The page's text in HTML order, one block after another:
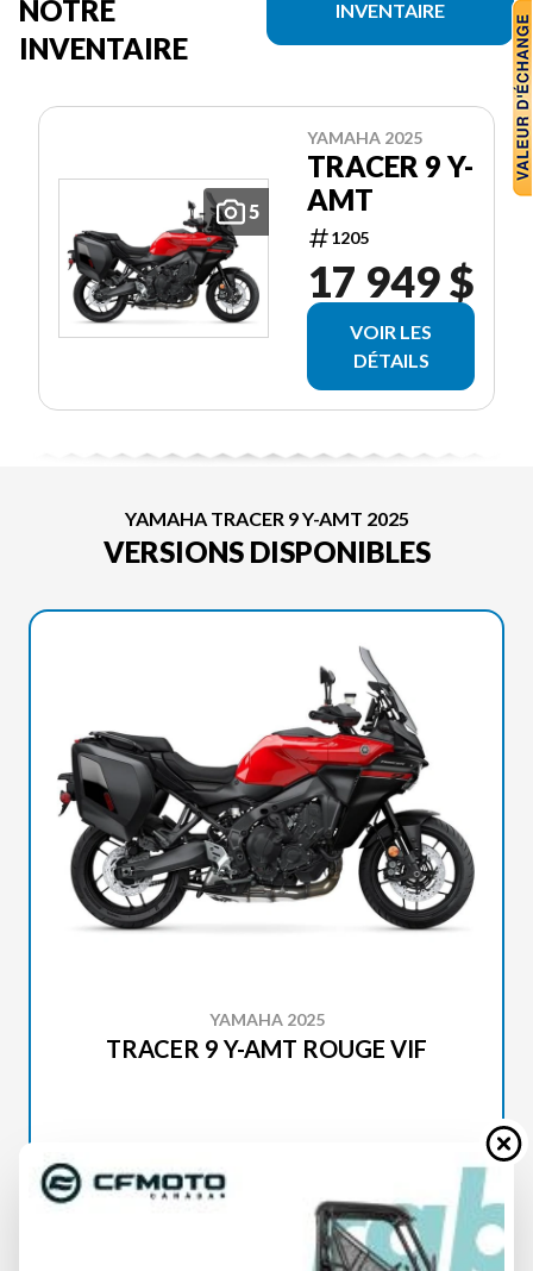
NOTRE
INVENTAIRE
INVENTAIRE
5
YAMAHA 2025
TRACER 9 Y-
AMT
1205
17 949 $
VOIR LES
DÉTAILS
YAMAHA TRACER 9 Y-AMT 2025
VERSIONS DISPONIBLES
YAMAHA 2025
TRACER 9 Y-AMT ROUGE VIF
SPÉCIFICATIONS